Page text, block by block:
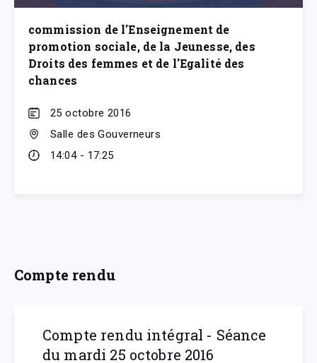
commission de l'Enseignement de
promotion sociale, de la Jeunesse, des
Droits des femmes et de l'Egalité des
chances
25 octobre 2016
Salle des Gouverneurs
14:04 - 17:25
Compte rendu
Compte rendu intégral - Séance
du mardi 25 octobre 2016